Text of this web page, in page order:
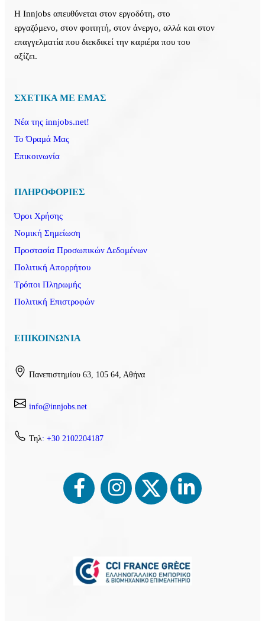
Η Innjobs απευθύνεται στον εργοδότη, στο
εργαζόμενο, στον φοιτητή, στον άνεργο, αλλά και στον
επαγγελματία που διεκδικεί την καριέρα που του
αξίζει.
ΣΧΕΤΙΚΑ ΜΕ ΕΜΑΣ
Νέα της innjobs.net!
Το Όραμά Μας
Επικοινωνία
ΠΛΗΡΟΦΟΡΙΕΣ
Όροι Χρήσης
Νομική Σημείωση
Προστασία Προσωπικών Δεδομένων
Πολιτική Απορρήτου
Τρόποι Πληρωμής
Πολιτική Επιστροφών
ΕΠΙΚΟΙΝΩΝΙΑ
Πανεπιστημίου 63, 105 64, Αθήνα
info@innjobs.net
Τηλ: +30 2102204187